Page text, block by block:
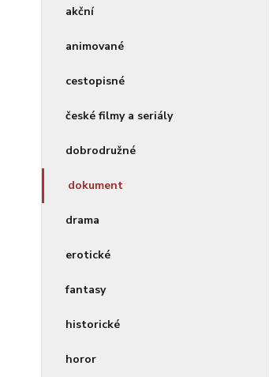
akční
animované
cestopisné
české filmy a seriály
dobrodružné
dokument
drama
erotické
fantasy
historické
horor